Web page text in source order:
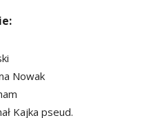
Nowak
Kajka pseud.